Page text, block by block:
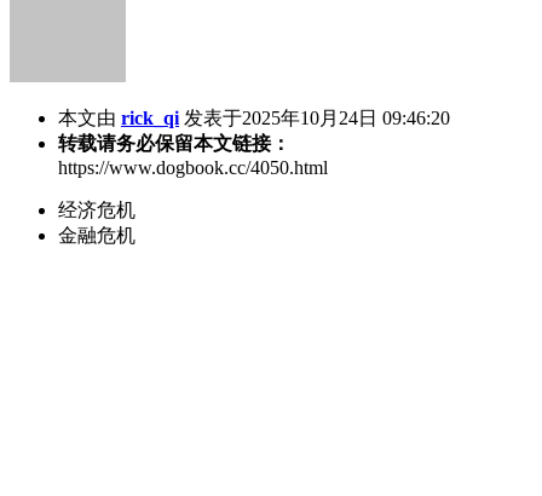
本文由 rick_qi 发表于2025年10月24日 09:46:20
转载请务必保留本文链接：
https://www.dogbook.cc/4050.html
经济危机
金融危机